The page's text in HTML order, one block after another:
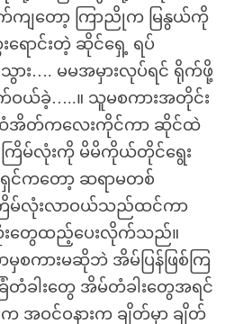
ကျတော့ ကြာညိုက မြနွယ်ကို
ရောင်းတဲ့ ဆိုင်ရှေ့ ရပ်
း…. မမအမှားလုပ်ရင် ရိုက်ဖို့
ာက်ဝယ်ခဲ့…..။ သူမစကားအတိုင်း
အိတ်ကလေးကိုင်ကာ ဆိုင်ထဲ
ကြိမ်လုံးကို မိမိကိုယ်တိုင်ရွေး
င်ကတော့ ဆရာမတစ်
ကြိမ်လုံးလာဝယ်သည်ထင်ကာ
းတွေထည့်ပေးလိုက်သည်။
မှစကားမဆိုဘဲ အိမ်ပြန်ဖြစ်ကြ
တံခါးတွေ အိမ်တံခါးတွေအရင်
အဝင်ဝနားက ချိတ်မှာ ချိတ်